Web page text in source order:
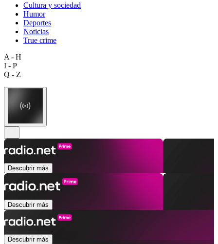
Cultura y sociedad
Humor
Deportes
Noticias
True crime
A - H
I - P
Q - Z
Descubrir más
Descubrir más
Descubrir más